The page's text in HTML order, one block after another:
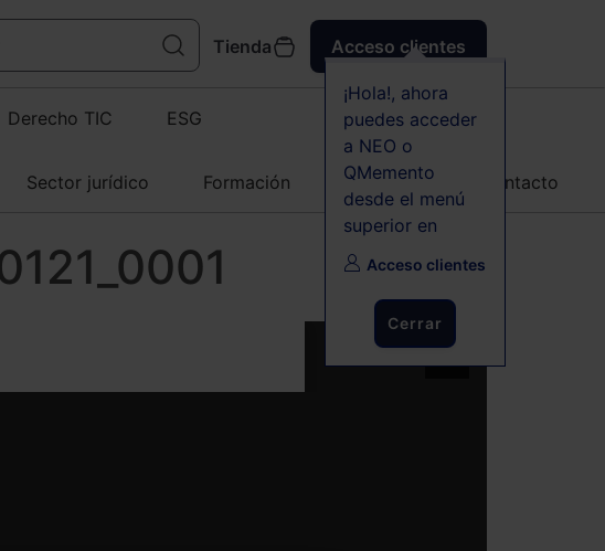
Tienda Acceso clientes
¡Hola!, ahora
puedes acceder
a NEO o
QMemento
desde el menú
superior en
Acceso clientes
Cerrar
Derecho TIC ESG
Sector jurídico Formación Agenda Contacto